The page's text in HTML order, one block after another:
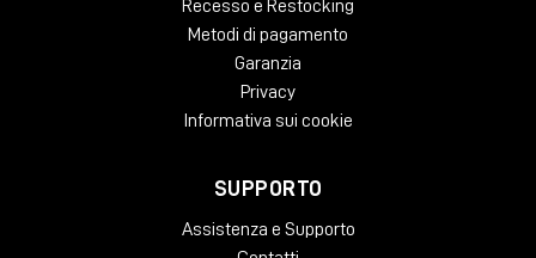
Recesso e Restocking
Metodi di pagamento
Garanzia
Privacy
Informativa sui cookie
SUPPORTO
Assistenza e Supporto